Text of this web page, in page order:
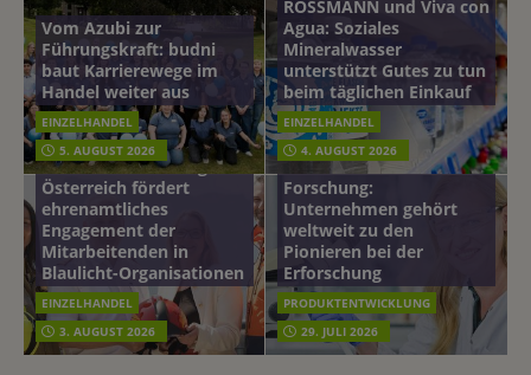
Vom Azubi zur
Führungskraft: budni
baut Karrierewege im
Handel weiter aus
EINZELHANDEL
5. AUGUST 2026
ROSSMANN und Viva con
Agua: Soziales
Mineralwasser
unterstützt Gutes zu tun
beim täglichen Einkauf
EINZELHANDEL
4. AUGUST 2026
mehr vom leben tag: dm
Österreich fördert
ehrenamtliches
Engagement der
Mitarbeitenden in
Blaulicht-Organisationen
EINZELHANDEL
3. AUGUST 2026
Beiersdorf
Hautmikrobiom-
Forschung:
Unternehmen gehört
weltweit zu den
Pionieren bei der
Erforschung
PRODUKTENTWICKLUNG
29. JULI 2026